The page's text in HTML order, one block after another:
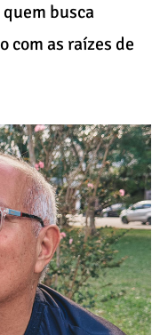
busca
com as raízes de